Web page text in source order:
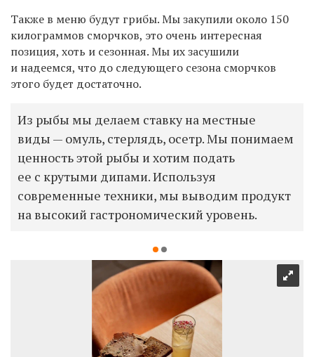
Также в меню будут грибы. Мы закупили около 150
килограммов сморчков, это очень интересная
позиция, хоть и сезонная. Мы их засушили
и надеемся, что до следующего сезона сморчков
этого будет достаточно.
Из рыбы мы делаем ставку на местные
виды — омуль, стерлядь, осетр. Мы понимаем
ценность этой рыбы и хотим подать
ее с крутыми дипами. Используя
современные техники, мы выводим продукт
на высокий гастрономический уровень.